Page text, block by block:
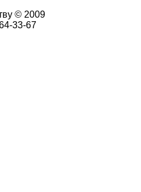
© 2009
33-67